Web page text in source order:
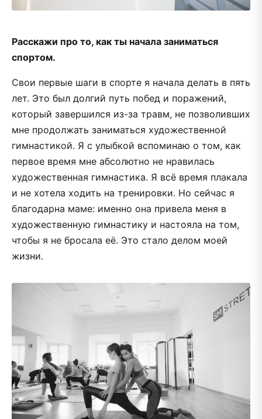
Расскажи про то, как ты начала заниматься
спортом.
Свои первые шаги в спорте я начала делать в пять
лет. Это был долгий путь побед и поражений,
который завершился из-за травм, не позволивших
мне продолжать заниматься художественной
гимнастикой. Я с улыбкой вспоминаю о том, как
первое время мне абсолютно не нравилась
художественная гимнастика. Я всё время плакала
и не хотела ходить на тренировки. Но сейчас я
благодарна маме: именно она привела меня в
художественную гимнастику и настояла на том,
чтобы я не бросала её. Это стало делом моей
жизни.